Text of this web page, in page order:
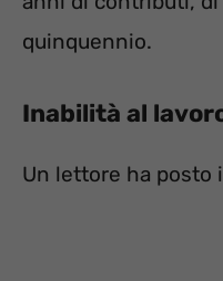
quinquennio.
Inabilità al
Un lettore ha posto